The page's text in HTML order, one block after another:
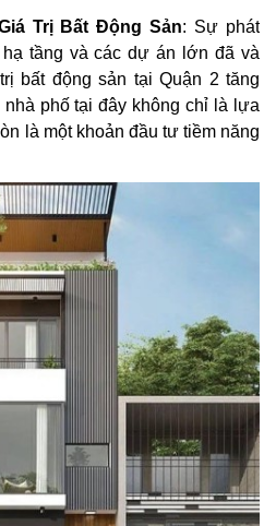
Trị Bất Động Sản: Sự phát
tầng và các dự án lớn đã và
bất động sản tại Quận 2 tăng
phố tại đây không chỉ là lựa
là một khoản đầu tư tiềm năng